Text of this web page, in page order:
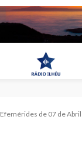
Efemérides de 07 de